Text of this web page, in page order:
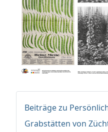
Beiträge zu
Grabstätten von